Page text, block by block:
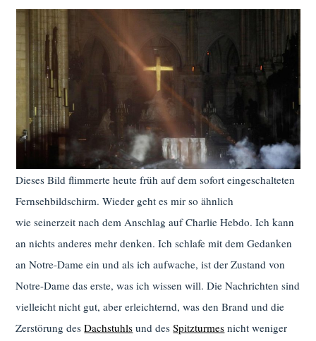
Dieses Bild flimmerte heute früh auf dem sofort eingeschalteten
Fernsehbildschirm. Wieder geht es mir so ähnlich
wie seinerzeit nach dem Anschlag auf Charlie Hebdo. Ich kann
an nichts anderes mehr denken. Ich schlafe mit dem Gedanken
an Notre-Dame ein und als ich aufwache, ist der Zustand von
Notre-Dame das erste, was ich wissen will. Die Nachrichten sind
vielleicht nicht gut, aber erleichternd, was den Brand und die
Zerstörung desDachstuhls und desSpitzturmes nicht weniger